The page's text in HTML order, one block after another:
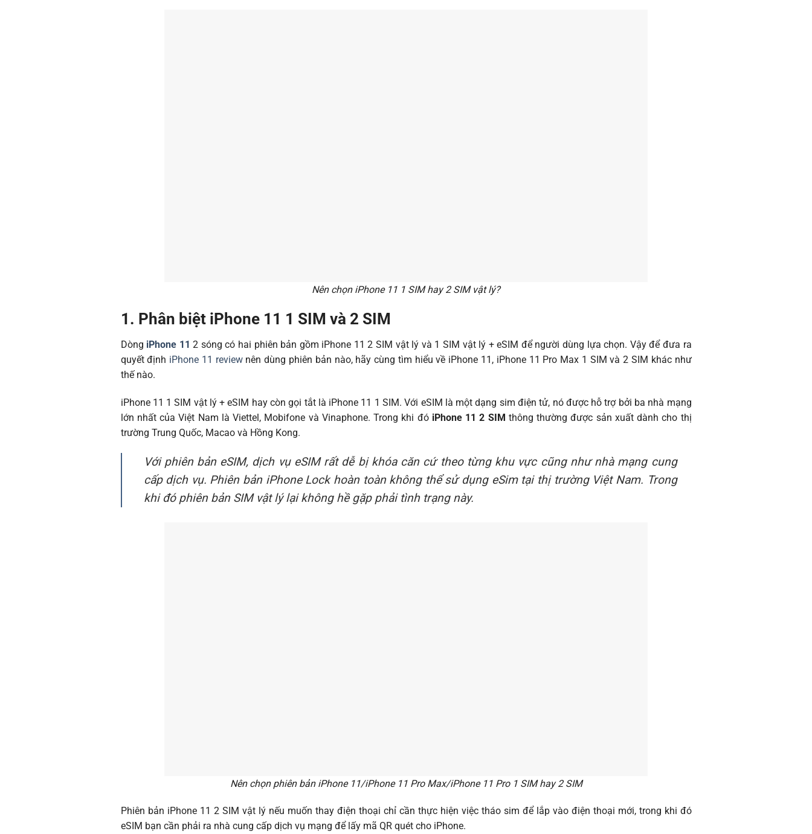
Nên chọn iPhone 11 1 SIM hay 2 SIM vật lý?
1. Phân biệt iPhone 11 1 SIM và 2 SIM
Dòng iPhone 11 2 sóng có hai phiên bản gồm iPhone 11 2 SIM vật lý và 1 SIM vật lý + eSIM để người dùng lựa chọn. Vậy để đưa ra
quyết định iPhone 11 reviewnên dùng phiên bản nào, hãy cùng tìm hiểu về iPhone 11, iPhone 11 Pro Max 1 SIM và 2 SIM khác như
thế nào.
iPhone 11 1 SIM vật lý + eSIM hay còn gọi tắt là iPhone 11 1 SIM. Với eSIM là một dạng sim điện tử, nó được hỗ trợ bởi ba nhà mạng
lớn nhất của Việt Nam là Viettel, Mobifone và Vinaphone. Trong khi đó iPhone 11 2 SIM thông thường được sản xuất dành cho thị
trường Trung Quốc, Macao và Hồng Kong.
Với phiên bản eSIM, dịch vụ eSIM rất dễ bị khóa căn cứ theo từng khu vực cũng như nhà mạng cung
cấp dịch vụ. Phiên bản iPhone Lock hoàn toàn không thể sử dụng eSim tại thị trường Việt Nam. Trong
khi đó phiên bản SIM vật lý lại không hề gặp phải tình trạng này.
Nên chọn phiên bản iPhone 11/iPhone 11 Pro Max/iPhone 11 Pro 1 SIM hay 2 SIM
Phiên bản iPhone 11 2 SIM vật lý nếu muốn thay điện thoại chỉ cần thực hiện việc tháo sim để lắp vào điện thoại mới, trong khi đó
eSIM bạn cần phải ra nhà cung cấp dịch vụ mạng để lấy mã QR quét cho iPhone.